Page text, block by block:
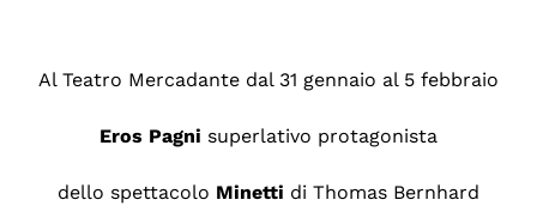
Al Teatro Mercadante dal 31 gennaio al 5 febbraio
Eros Pagni superlativo protagonista
dello spettacolo Minetti di Thomas Bernhard